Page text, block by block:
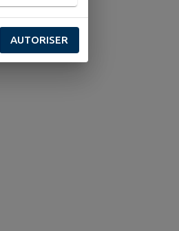
AUTORISER